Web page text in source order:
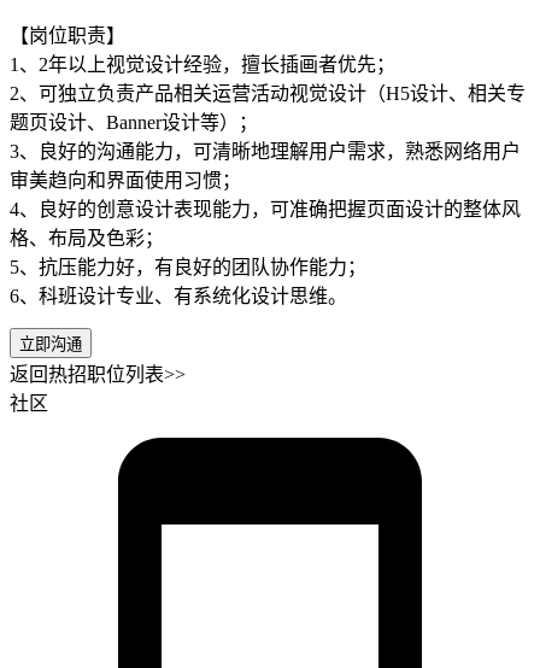
【岗位职责】
1、2年以上视觉设计经验，擅长插画者优先；
2、可独立负责产品相关运营活动视觉设计（H5设计、相关专
题页设计、Banner设计等）；
3、良好的沟通能力，可清晰地理解用户需求，熟悉网络用户
审美趋向和界面使用习惯；
4、良好的创意设计表现能力，可准确把握页面设计的整体风
格、布局及色彩；
5、抗压能力好，有良好的团队协作能力；
6、科班设计专业、有系统化设计思维。
立即沟通
返回热招职位列表>>
社区